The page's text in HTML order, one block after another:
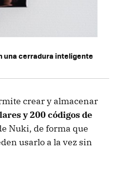
una cerradura inteligente
crear y almacenar
y 200 códigos de
Nuki, de forma que
usarlo a la vez sin